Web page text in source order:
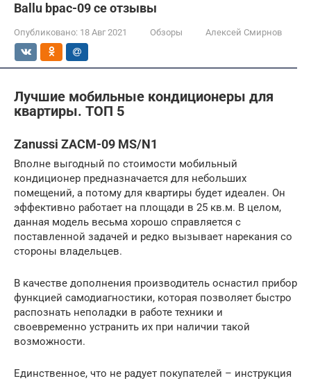
Ballu bpac-09 ce отзывы
Опубликовано: 18 Авг 2021 Обзоры Алексей Смирнов
Лучшие мобильные кондиционеры для
квартиры. ТОП 5
Zanussi ZACM-09 MS/N1
Вполне выгодный по стоимости мобильный
кондиционер предназначается для небольших
помещений, а потому для квартиры будет идеален. Он
эффективно работает на площади в 25 кв.м. В целом,
данная модель весьма хорошо справляется с
поставленной задачей и редко вызывает нарекания со
стороны владельцев.
В качестве дополнения производитель оснастил прибор
функцией самодиагностики, которая позволяет быстро
распознать неполадки в работе техники и
своевременно устранить их при наличии такой
возможности.
Единственное, что не радует покупателей – инструкция